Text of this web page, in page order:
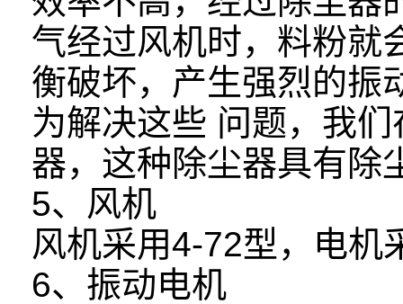
气经过风机时，料粉就
衡破坏，产生强烈的振
为解决这些 问题，我
器，这种除尘器具有除
5、风机
风机采用4-72型，电机
6、振动电机